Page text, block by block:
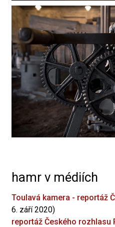
hamr v médiích
Toulavá kamera - reportáž
6. září 2020)
reportáž Českého rozhlasu